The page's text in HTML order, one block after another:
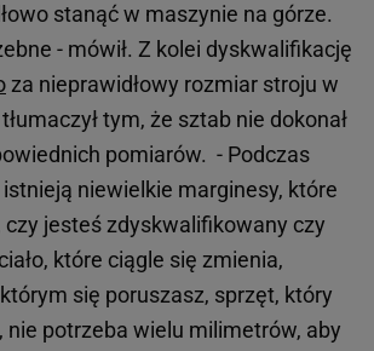
stanąć w maszynie na górze.
- mówił. Z kolei dyskwalifikację
za nieprawidłowy rozmiar stroju w
tym, że sztab nie dokonał
pomiarów. - Podczas
niewielkie marginesy, które
czy jesteś zdyskwalifikowany czy
które ciągle się zmienia,
się poruszasz, sprzęt, który
nie potrzeba wielu milimetrów, aby